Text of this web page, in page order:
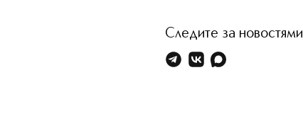
Следите за новостями